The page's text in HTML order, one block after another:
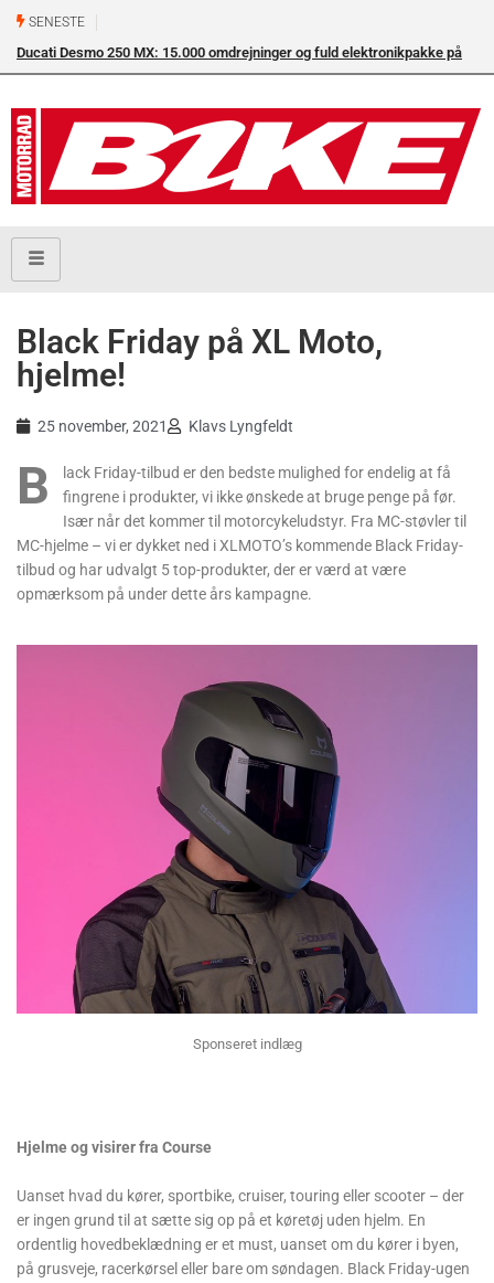
SENESTE
Ducati Desmo 250 MX: 15.000 omdrejninger og fuld elektronikpakke på
Black Friday på XL Moto,
hjelme!
25 november, 2021 Klavs Lyngfeldt
B
lack Friday-tilbud er den bedste mulighed for endelig at få
fingrene i produkter, vi ikke ønskede at bruge penge på før.
Især når det kommer til motorcykeludstyr. Fra MC-støvler til
MC-hjelme – vi er dykket ned i XLMOTO’s kommende Black Friday-
tilbud og har udvalgt 5 top-produkter, der er værd at være
opmærksom på under dette års kampagne.
Sponseret indlæg
Hjelme og visirer fra Course
Uanset hvad du kører, sportbike, cruiser, touring eller scooter – der
er ingen grund til at sætte sig op på et køretøj uden hjelm. En
ordentlig hovedbeklædning er et must, uanset om du kører i byen,
på grusveje, racerkørsel eller bare om søndagen. Black Friday-ugen